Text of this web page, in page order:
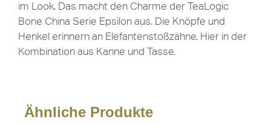
im Look. Das macht den Charme der TeaLogic
Bone China Serie Epsilon aus. Die Knöpfe und
Henkel erinnern an Elefantenstoßzähne. Hier in der
Kombination aus Kanne und Tasse.
Ähnliche Produkte